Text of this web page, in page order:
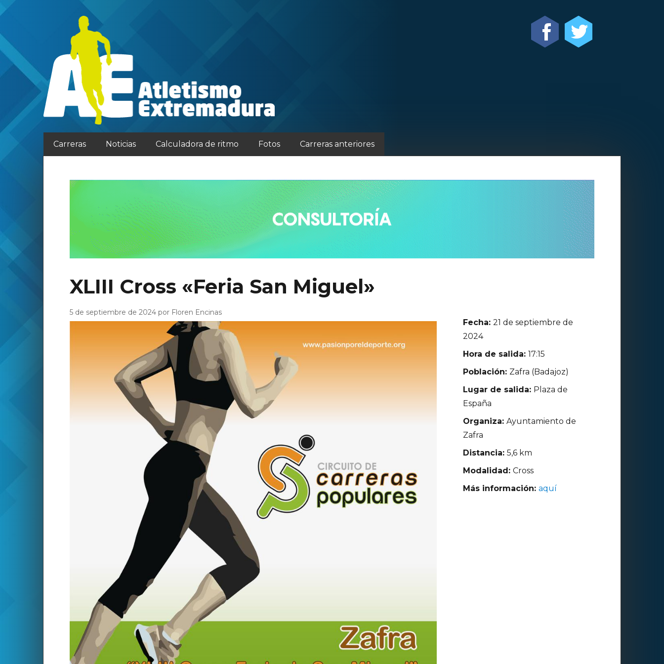
Carreras Noticias Calculadora de ritmo Fotos Carreras anteriores
XLIII Cross «Feria San Miguel»
5 de septiembre de 2024 por Floren Encinas
Fecha:21 de septiembre de
2024
Hora de salida:17:15
Población: Zafra (Badajoz)
Lugar de salida: Plaza de
España
Organiza:Ayuntamiento de
Zafra
Distancia:5,6 km
Modalidad:Cross
Más información:aquí